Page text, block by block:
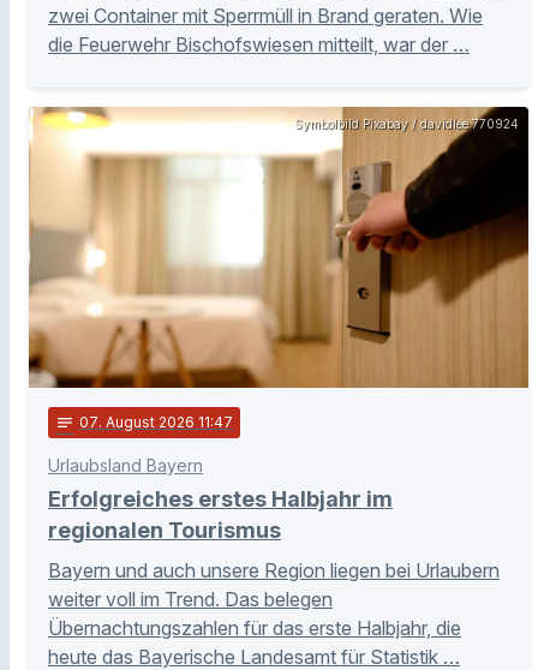
zwei Container mit Sperrmüll in Brand geraten. Wie
die Feuerwehr Bischofswiesen mitteilt, war der …
Symbolbild Pixabay / davidlee 770924
notes 07. August 2026 11:47
Urlaubsland Bayern
Erfolgreiches erstes Halbjahr im
regionalen Tourismus
Bayern und auch unsere Region liegen bei Urlaubern
weiter voll im Trend. Das belegen
Übernachtungszahlen für das erste Halbjahr, die
heute das Bayerische Landesamt für Statistik …